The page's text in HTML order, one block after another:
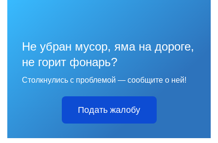
Не убран мусор, яма на дороге,
не горит фонарь?
Столкнулись с проблемой — сообщите о ней!
Подать жалобу